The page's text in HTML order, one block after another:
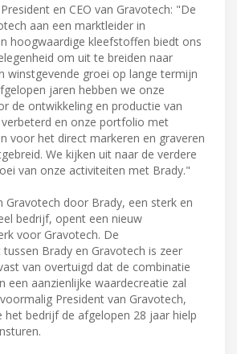
en CEO van Gravotech: "De
aan een marktleider in
hoogwaardige kleefstoffen biedt ons
om uit te breiden naar
winstgevende groei op lange termijn
jaren hebben we onze
de ontwikkeling en productie van
en onze portfolio met
voor het direct markeren en graveren
We kijken uit naar de verdere
van onze activiteiten met Brady."
Gravotech door Brady, een sterk en
bedrijf, opent een nieuw
voor Gravotech. De
Brady en Gravotech is zeer
van overtuigd dat de combinatie
een aanzienlijke waardecreatie zal
President van Gravotech,
het bedrijf de afgelopen 28 jaar hielp